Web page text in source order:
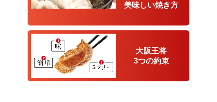
美味しい焼き方
大阪王将
3つの約束